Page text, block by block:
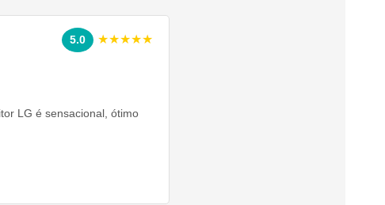
5.0 ★★★★★
LG é sensacional, ótimo